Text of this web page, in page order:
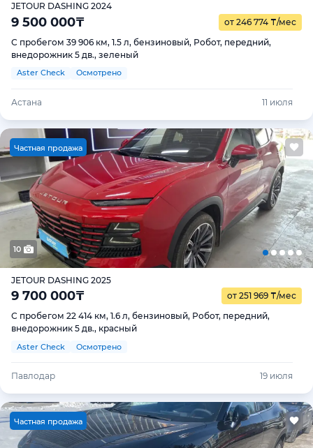
JETOUR DASHING 2024
9 500 000₸ от 246 774 ₸/мес
С пробегом 39 906 км, 1.5 л, бензиновый, Робот, передний,
внедорожник 5 дв., зеленый
Aster Check Осмотрено
Астана 11 июля
Частная продажа
10
JETOUR DASHING 2025
9 700 000₸ от 251 969 ₸/мес
С пробегом 22 414 км, 1.6 л, бензиновый, Робот, передний,
внедорожник 5 дв., красный
Aster Check Осмотрено
Павлодар 19 июля
Частная продажа